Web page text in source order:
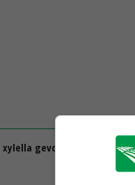
gevonden in